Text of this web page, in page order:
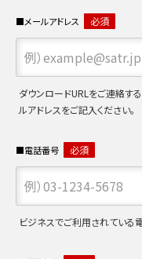
メールアドレス 必須
ダウンロードURLをご連絡す
ルアドレスをご記入ください。
電話番号 必須
ビジネスでご利用されている